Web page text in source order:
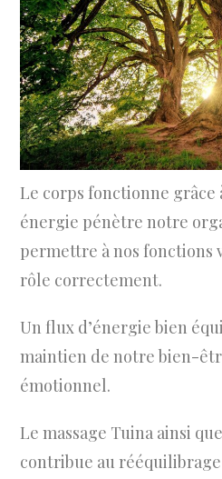
Le corps fonctionne grâce
énergie pénètre notre
permettre à nos fonctions
rôle correctement.
Un flux d’énergie bien
maintien de notre bien-
émotionnel.
Le massage Tuina ainsi
contribue au